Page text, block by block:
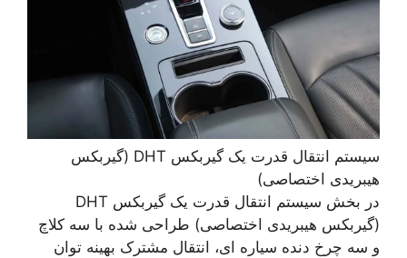
سیستم انتقال قدرت یک گیربکس DHT (گیربکس
هیبریدی اختصاصی)
در بخش سیستم انتقال قدرت یک گیربکس DHT
(گیربکس هیبریدی اختصاصی) طراحی شده با سه کلاچ
و سه چرخ دنده سیاره ای، انتقال مشترک بهینه توان